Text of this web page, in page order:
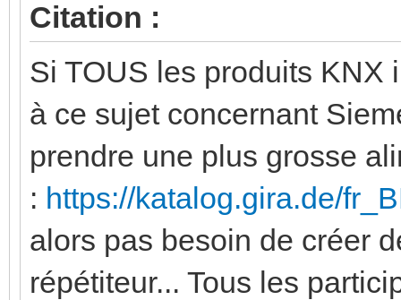
Citation :
Si TOUS les produits KNX
à ce sujet concernant
prendre une plus grosse
: https://katalog.gira.de/
alors pas besoin de créer
répétiteur... Tous les